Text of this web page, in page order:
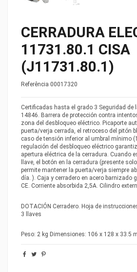
CERRADURA
11731.80.1 CISA
(J11731.80.1)
Referência 00017320
Certificadas hasta el grado 3 Seguridad de
14846. Barrera de protección contra
zona del desbloqueo eléctrico. Picaporte
puerta/verja cerrada, el retroceso del pitón
caso de tensión inferior al umbral mínimo
regulación del desbloqueo eléctrico
apertura eléctrica de la cerradura. Cuando
llave, el botón en la cerradura (presente
permite mantener la puerta/verja siempre
día. ). Caja y cerradero en acero barnizado
CE. Corriente absorbida 2,5A. Cilindro
DOTACIÓN Cerradero. Hoja de
3 llaves
Peso: 2 kg Dimensiones: 106 x 128 x 33.5